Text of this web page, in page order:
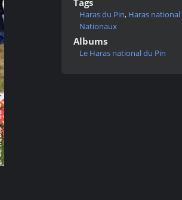
Haras du Pin, Haras national
Nationaux
Albums
Le Haras national du Pin